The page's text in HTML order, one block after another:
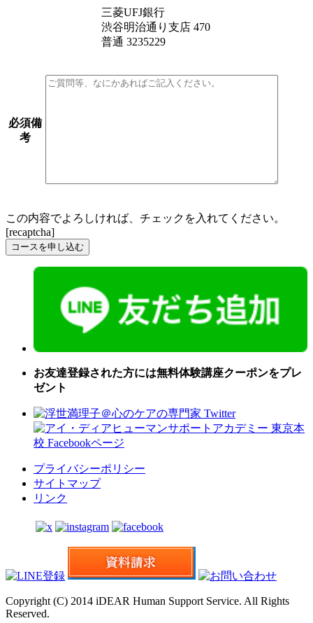
三菱UFJ銀行
渋谷明治通り支店 470
普通 3235229
必須備
考
この内容でよろしければ、チェックを入れてください。
[recaptcha]
お友達登録された方には無料体験講座クーポンをプレ
ゼント
プライバシーポリシー
サイトマップ
リンク
Copyright (C) 2014 iDEAR Human Support Service. All Rights
Reserved.